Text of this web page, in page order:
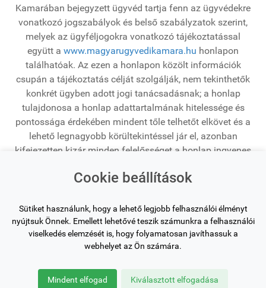
Cookie beállítások
Sütiket használunk, hogy a lehető legjobb felhasználói élményt
nyújtsuk Önnek. Emellett lehetővé teszik számunkra a felhasználói
viselkedés elemzését is, hogy folyamatosan javíthassuk a
webhelyet az Ön számára.
Mindent elfogad Kiválasztott elfogadása
Kamarában bejegyzett ügyvéd tartja fenn az ügyvédekre
vonatkozó jogszabályok és belső szabályzatok szerint,
melyek az ügyféljogokra vonatkozó tájékoztatással
együtt a www.magyarugyvedikamara.hu honlapon
találhatóak. Az ezen a honlapon közölt információk
csupán a tájékoztatás célját szolgálják, nem tekinthetők
konkrét ügyben adott jogi tanácsadásnak; a honlap
tulajdonosa a honlap adattartalmának hitelessége és
pontossága érdekében mindent tőle telhetőt elkövet és a
lehető legnagyobb körültekintéssel jár el, azonban
kifejezetten kizár minden felelősséget a honlap ingyenes
helyességéért és bármilyen, a honlapon található
tekintetében.
Oldaltérkép